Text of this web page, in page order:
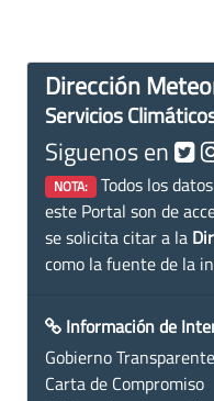
Dirección
Servicios
Siguenos en
NOTA: Todos los
este Portal son de
se solicita citar a la
como la fuente de la
Información de
Gobierno Transparente
Carta de Compromiso